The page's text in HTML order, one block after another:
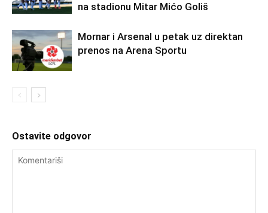
na stadionu Mitar Mićo Goliš
Mornar i Arsenal u petak uz direktan
prenos na Arena Sportu
Ostavite odgovor